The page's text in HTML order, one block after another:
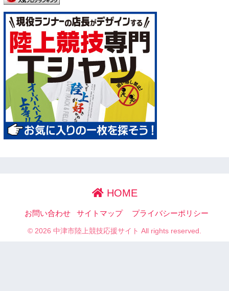
HOME
お問い合わせ サイトマップ プライバシーポリシー
© 2026 中津市陸上競技応援サイト All rights reserved.